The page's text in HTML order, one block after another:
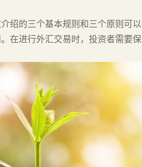
绍的三个基本规则和三个原则可以
在进行外汇交易时，投资者需要保